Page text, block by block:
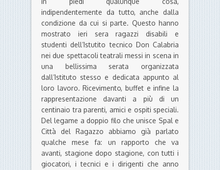
indipendentemente da tutto, anche dalla
condizione da cui si parte. Questo hanno
mostrato ieri sera ragazzi disabili e
studenti dell’Istutito tecnico Don Calabria
nei due spettacoli teatrali messi in scena in
una bellissima serata organizzata
dall’Istituto stesso e dedicata appunto al
loro lavoro. Ricevimento, buffet e infine la
rappresentazione davanti a più di un
centinaio tra parenti, amici e ospiti speciali.
Del legame a doppio filo che unisce Spal e
Città del Ragazzo abbiamo già parlato
qualche mese fa: un rapporto che va
avanti, stagione dopo stagione, con tutti i
giocatori, i tecnici e i dirigenti che anno